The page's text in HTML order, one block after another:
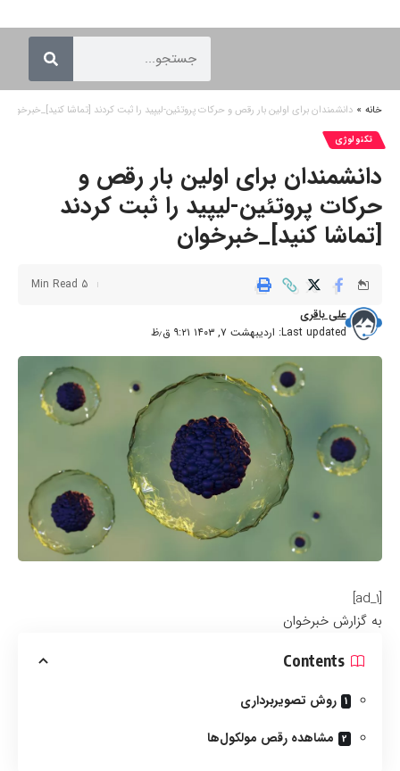
خانه » دانشمندان برای اولین بار رقص و حرکات پروتئین-لیپید را ثبت کردند [تماشا کنید]_خبرخوان
تکنولوژی
دانشمندان برای اولین بار رقص و
حرکات پروتئین-لیپید را ثبت کردند
[تماشا کنید]_خبرخوان
Last updated: اردیبهشت ۷, ۱۴۰۳ ۹:۲۱ ق٫ظ
علی باقری
5 Min Read
[ad_1]
به گزارش خبرخوان
Contents
روش تصویربرداری
مشاهده رقص مولکول‌ها